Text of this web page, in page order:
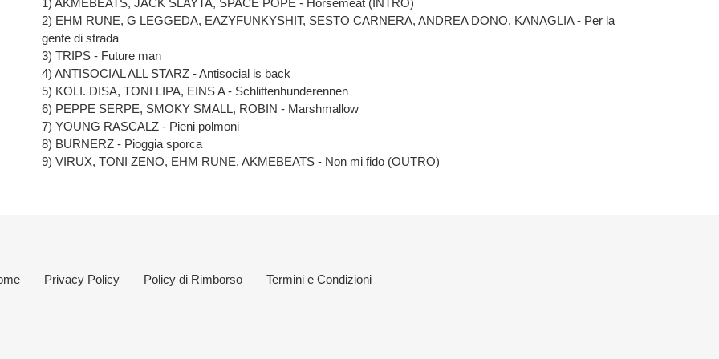
2) EHM RUNE, G LEGGEDA, EAZYFUNKYSHIT, SESTO CARNERA, ANDREA DONO, KANAGLIA - Per la
gente di strada
3) TRIPS - Future man
4) ANTISOCIAL ALL STARZ - Antisocial is back
5) KOLI. DISA, TONI LIPA, EINS A - Schlittenhunderennen
6) PEPPE SERPE, SMOKY SMALL, ROBIN - Marshmallow
7) YOUNG RASCALZ - Pieni polmoni
8) BURNERZ - Pioggia sporca
9) VIRUX, TONI ZENO, EHM RUNE, AKMEBEATS - Non mi fido (OUTRO)
Privacy Policy Policy di Rimborso Termini e Condizioni